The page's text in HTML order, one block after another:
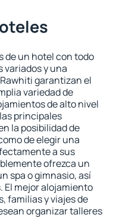
de un hotel con todo
variados y una
garantizan el
variedad de
de alto nivel
principales
la posibilidad de
de elegir una
a sus
ofrezca un
spa o gimnasio, así
El mejor alojamiento
familias y viajes de
organizar talleres